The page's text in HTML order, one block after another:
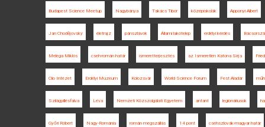
Budapest Science Meetup Nagybánya Takács Tibor középiskolák Apponyi Albert
Jan Chodějovský életrajz pánszlávok Állami lakótelep erdélyi kérdés
Melega Miklós cseh-román határ ismeretterjesztés az Ismeretlen Katona Sírja
Clio Intézet Erdélyi Múzeum Kolozsvár World Science Forum Fest Aladár
Szilágyillésfalva Léva Nemzeti Közszolgálati Egyetem antant legionáriusok
Győri Róbert Nagy-Románia román megszállás 14 pont csehszlovák-magyar határ